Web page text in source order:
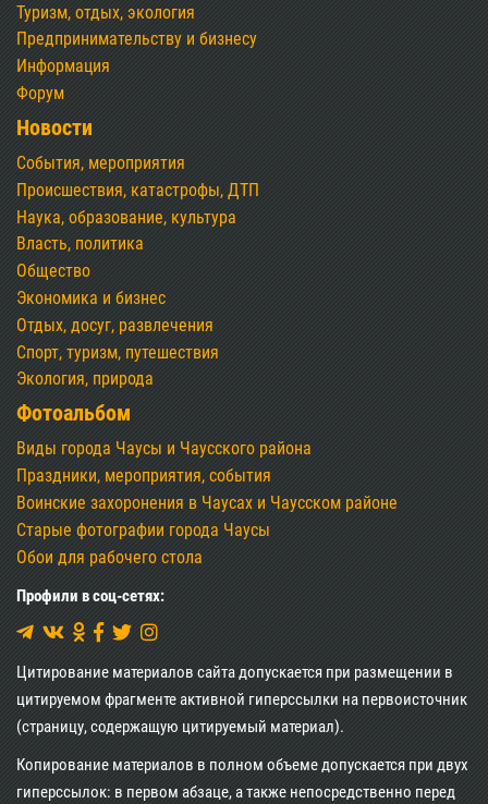
Туризм, отдых, экология
Предпринимательству и бизнесу
Информация
Форум
Новости
События, мероприятия
Происшествия, катастрофы, ДТП
Наука, образование, культура
Власть, политика
Общество
Экономика и бизнес
Отдых, досуг, развлечения
Спорт, туризм, путешествия
Экология, природа
Фотоальбом
Виды города Чаусы и Чаусского района
Праздники, мероприятия, события
Воинские захоронения в Чаусах и Чаусском районе
Старые фотографии города Чаусы
Обои для рабочего стола
Профили в соц-сетях:
Цитирование материалов сайта допускается при размещении в
цитируемом фрагменте активной гиперссылки на первоисточник
(страницу, содержащую цитируемый материал).
Копирование материалов в полном объеме допускается при двух
гиперссылок: в первом абзаце, а также непосредственно перед